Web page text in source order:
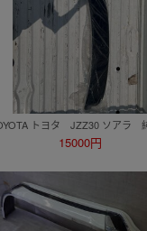
15000円